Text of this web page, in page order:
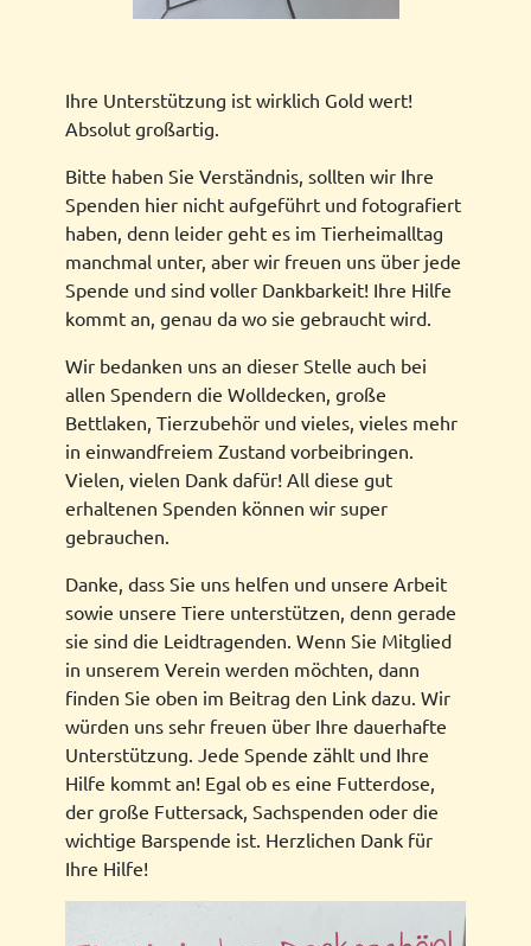
Ihre Unterstützung ist wirklich Gold wert!
Absolut großartig.
Bitte haben Sie Verständnis, sollten wir Ihre
Spenden hier nicht aufgeführt und fotografiert
haben, denn leider geht es im Tierheimalltag
manchmal unter, aber wir freuen uns über jede
Spende und sind voller Dankbarkeit! Ihre Hilfe
kommt an, genau da wo sie gebraucht wird.
Wir bedanken uns an dieser Stelle auch bei
allen Spendern die Wolldecken, große
Bettlaken, Tierzubehör und vieles, vieles mehr
in einwandfreiem Zustand vorbeibringen.
Vielen, vielen Dank dafür! All diese gut
erhaltenen Spenden können wir super
gebrauchen.
Danke, dass Sie uns helfen und unsere Arbeit
sowie unsere Tiere unterstützen, denn gerade
sie sind die Leidtragenden. Wenn Sie Mitglied
in unserem Verein werden möchten, dann
finden Sie oben im Beitrag den Link dazu. Wir
würden uns sehr freuen über Ihre dauerhafte
Unterstützung. Jede Spende zählt und Ihre
Hilfe kommt an! Egal ob es eine Futterdose,
der große Futtersack, Sachspenden oder die
wichtige Barspende ist. Herzlichen Dank für
Ihre Hilfe!